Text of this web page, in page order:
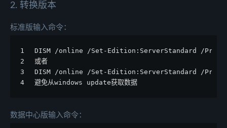
2. 转换版本
标准版输入命令：
1
2
3
4
DISM /online /Set-Edition:ServerStandard /
或者
DISM /online /Set-Edition:ServerStandard /
避免从windows update获取数据
数据中心版输入命令：